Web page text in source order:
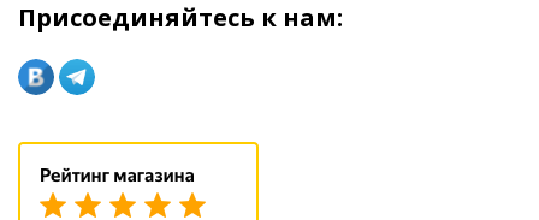
Присоединяйтесь к нам: